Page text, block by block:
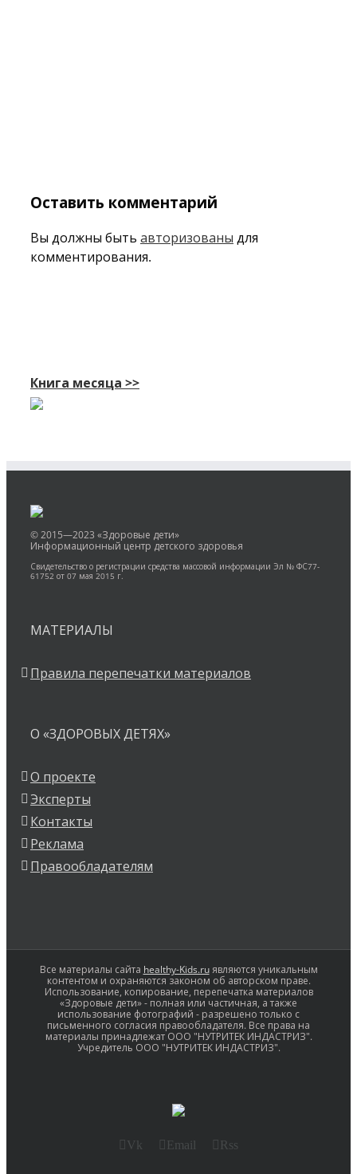
Оставить комментарий
Вы должны быть авторизованы для
комментирования.
Книга месяца >>
© 2015—2023 «Здоровые дети»
Информационный центр детского здоровья
Свидетельство о регистрации средства массовой информации Эл № ФС77-
61752 от 07 мая 2015 г.
МАТЕРИАЛЫ
Правила перепечатки материалов
О «ЗДОРОВЫХ ДЕТЯХ»
О проекте
Эксперты
Контакты
Реклама
Правообладателям
Все материалы сайта healthy-Kids.ruявляются уникальным
контентом и охраняются законом об авторском праве.
Использование, копирование, перепечатка материалов
«Здоровые дети» - полная или частичная, а также
использование фотографий - разрешено только с
письменного согласия правообладателя. Все права на
материалы принадлежат ООО "НУТРИТЕК ИНДАСТРИЗ".
Учредитель ООО "НУТРИТЕК ИНДАСТРИЗ".
Vk Email Rss